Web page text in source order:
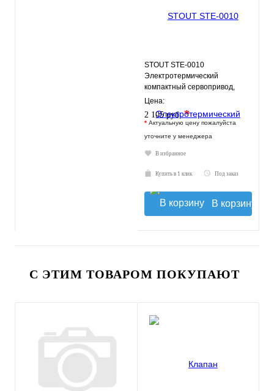
STOUT STE-0010
Электротермический
компактный сервопривод,
нормально открытый, 24 В
Цена:
2 105 руб.*
* Актуальную цену пожалуйста
уточните у менеджера
В избранное
Купить в 1 клик Под заказ
В корзину
С ЭТИМ ТОВАРОМ ПОКУПАЮТ